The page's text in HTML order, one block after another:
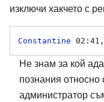
изключи хакчето с
Constantine
Не знам за кой
познания
администратор